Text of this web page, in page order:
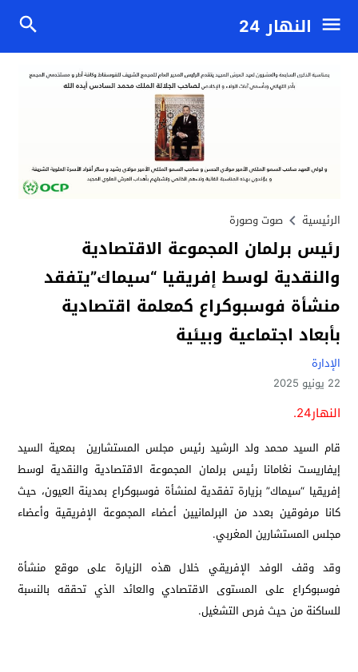
النهار 24
الرئيسية صوت وصورة
رئيس برلمان المجموعة الاقتصادية
والنقدية لوسط إفريقيا “سيماك”يتفقد
منشأة فوسبوكراع كمعلمة اقتصادية
بأبعاد اجتماعية وبيئية
الإدارة
22 يونيو 2025
النهار24.
قام السيد محمد ولد الرشيد رئيس مجلس المستشارين بمعية السيد
إيفاريست نغامانا رئيس برلمان المجموعة الاقتصادية والنقدية لوسط
إفريقيا “سيماك” بزيارة تفقدية لمنشأة فوسبوكراع بمدينة العيون، حيث
كانا مرفوقين بعدد من البرلمانيين أعضاء المجموعة الإفريقية وأعضاء
مجلس المستشارين المغربي.
وقد وقف الوفد الإفريقي خلال هذه الزيارة على موقع منشأة
فوسبوكراع على المستوى الاقتصادي والعائد الذي تحققه بالنسبة
للساكنة من حيث فرص التشغيل.